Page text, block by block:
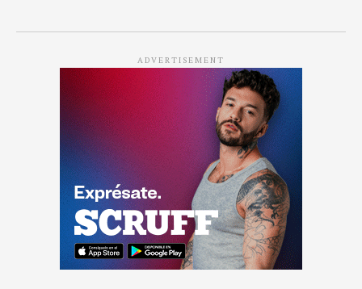
ADVERTISEMENT